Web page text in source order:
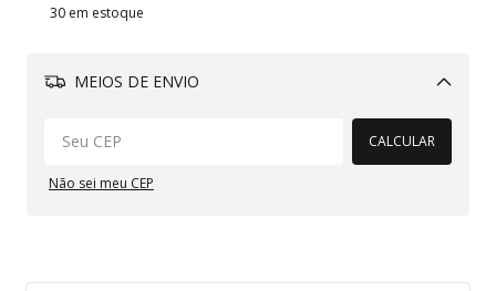
30em estoque
MEIOS DE ENVIO
Alterar CEP
CALCULAR
Não sei meu CEP